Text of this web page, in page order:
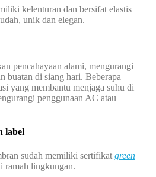
kelenturan dan bersifat elastis
unik dan elegan.
pencahayaan alami, mengurangi
buatan di siang hari. Beberapa
yang membantu menjaga suhu di
penggunaan AC atau
label
sudah memiliki sertifikat green
ramah lingkungan.